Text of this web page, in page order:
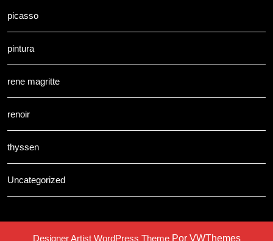
picasso
pintura
rene magritte
renoir
thyssen
Uncategorized
Designer Artist WordPress ThemePor VWThemes